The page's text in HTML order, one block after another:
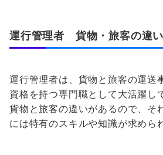
運行管理者 貨物・旅客の違い
運行管理者は、貨物と旅客の運送
資格を持つ専門職として大活躍し
貨物と旅客の違いがあるので、そ
には特有のスキルや知識が求めら